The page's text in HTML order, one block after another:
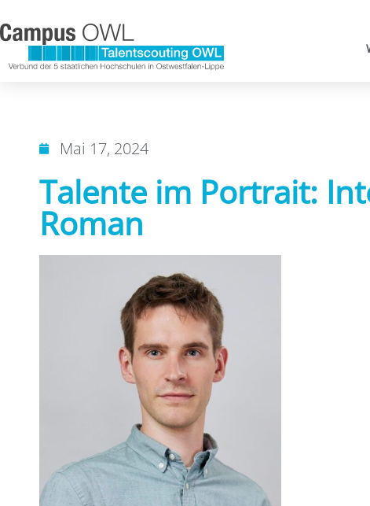
Mai 17, 2024
Talente im Portrait:
Roman